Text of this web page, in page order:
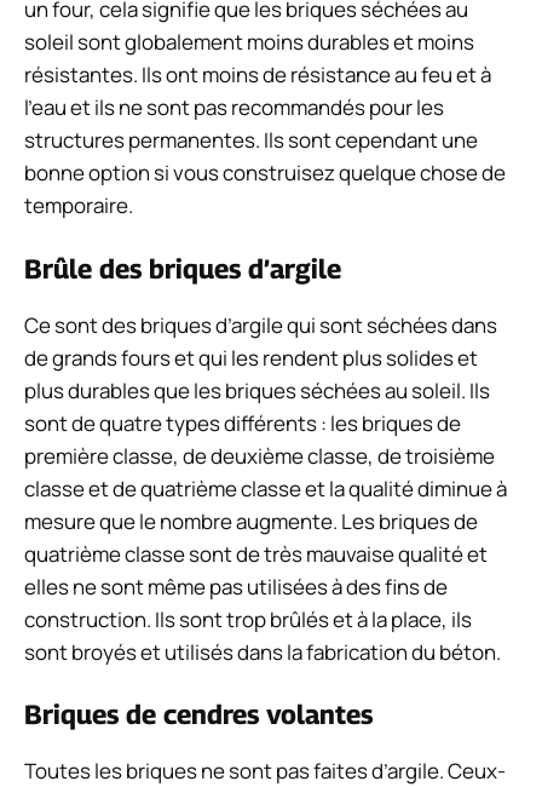
un four, cela signifie que les briques séchées au
soleil sont globalement moins durables et moins
résistantes. Ils ont moins de résistance au feu et à
l’eau et ils ne sont pas recommandés pour les
structures permanentes. Ils sont cependant une
bonne option si vous construisez quelque chose de
temporaire.
Brûle des briques d’argile
Ce sont des briques d’argile qui sont séchées dans
de grands fours et qui les rendent plus solides et
plus durables que les briques séchées au soleil. Ils
sont de quatre types différents : les briques de
première classe, de deuxième classe, de troisième
classe et de quatrième classe et la qualité diminue à
mesure que le nombre augmente. Les briques de
quatrième classe sont de très mauvaise qualité et
elles ne sont même pas utilisées à des fins de
construction. Ils sont trop brûlés et à la place, ils
sont broyés et utilisés dans la fabrication du béton.
Briques de cendres volantes
Toutes les briques ne sont pas faites d’argile. Ceux-